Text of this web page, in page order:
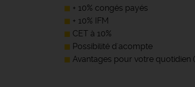
+ 10% congés payés
+ 10% IFM
CET à 10%
Possibilité d'acompte
Avantages pour votre quotidien